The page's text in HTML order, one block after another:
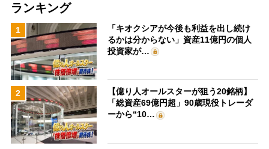
ランキング
1
「キオクシアが今後も利益を出し続け
るかは分からない」資産11億円の個人
投資家が…
2
【億り人オールスターが狙う20銘柄】
「総資産69億円超」90歳現役トレーダ
ーから“10…